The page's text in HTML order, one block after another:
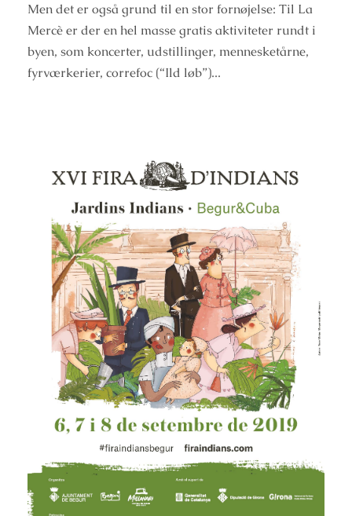
Men det er også grund til en stor fornøjelse: Til La
Mercè er der en hel masse gratis aktiviteter rundt i
byen, som koncerter, udstillinger, mennesketårne,
fyrværkerier, correfoc (“Ild løb”)...